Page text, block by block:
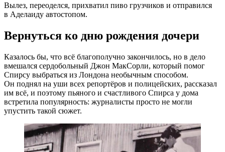
Вылез, переоделся, прихватил пиво грузчиков и отправился
в Аделаиду автостопом.
Вернуться ко дню рождения дочери
Казалось бы, что всё благополучно закончилось, но в дело
вмешался сердобольный Джон МакСорли, который помог
Спирсу выбраться из Лондона необычным способом.
Он поднял на уши всех репортёров и полицейских, рассказал
им всё, и поэтому пьяного и счастливого Спирса у дома
встретила популярность: журналисты просто не могли
упустить такой сюжет.